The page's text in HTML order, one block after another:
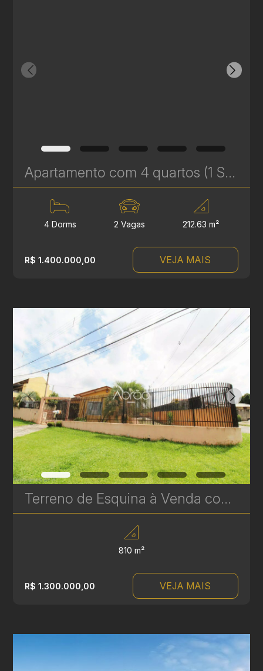
Apartamento com 4 quartos (1 Suíte) à Venda no Batel - 212 m² - Próximo à Praça da Espanha | Ref. 681
4 Dorms 2 Vagas 212.63 m²
R$ 1.400.000,00 VEJA MAIS
Terreno de Esquina à Venda com 810 m² - Alto Fluxo - Excelente Localização | Ref. 1694
810 m²
R$ 1.300.000,00 VEJA MAIS